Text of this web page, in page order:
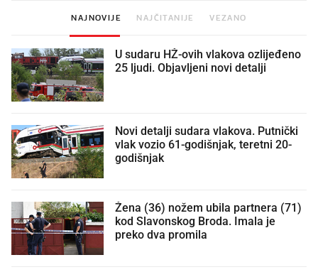
NAJNOVIJE NAJČITANIJE VEZANO
U sudaru HŽ-ovih vlakova ozlijeđeno
25 ljudi. Objavljeni novi detalji
Novi detalji sudara vlakova. Putnički
vlak vozio 61-godišnjak, teretni 20-
godišnjak
Žena (36) nožem ubila partnera (71)
kod Slavonskog Broda. Imala je
preko dva promila